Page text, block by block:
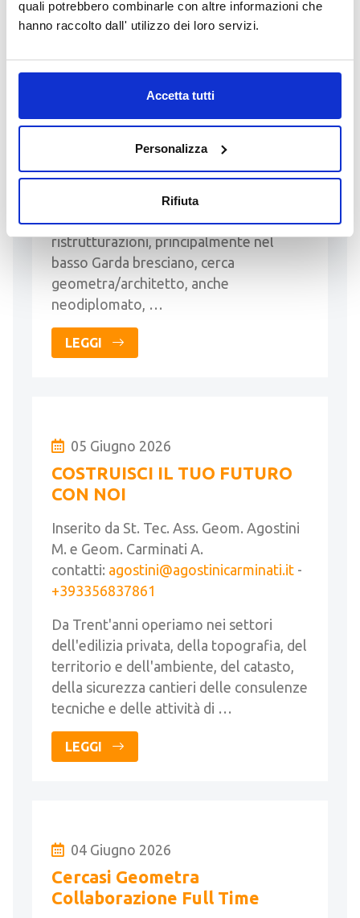
quali potrebbero combinarle con altre informazioni che
hanno raccolto dall' utilizzo dei loro servizi.
Accetta tutti
Personalizza
Rifiuta
GEOMETRA/ARCHITETTO
contatti:geometramutti@gmail.com-
+393318141088
Studio tecnico specializzato in pratiche
edilizie, paesaggistiche, progettazione e
direzione lavori per nuove costruzioni e
ristrutturazioni, principalmente nel
basso Garda bresciano, cerca
geometra/architetto, anche
neodiplomato, …
LEGGI
05 Giugno 2026
COSTRUISCI IL TUO FUTURO
CON NOI
Inserito da St. Tec. Ass. Geom. Agostini
M. e Geom. Carminati A.
contatti: agostini@agostinicarminati.it -
+393356837861
Da Trent'anni operiamo nei settori
dell'edilizia privata, della topografia, del
territorio e dell'ambiente, del catasto,
della sicurezza cantieri delle consulenze
tecniche e delle attività di …
LEGGI
04 Giugno 2026
Cercasi Geometra
Collaborazione Full Time